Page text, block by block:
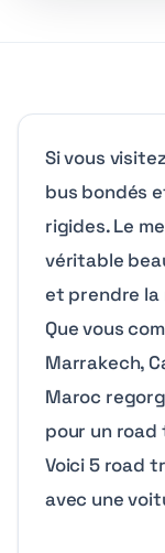
Si vous
bus bondés
rigides. Le
véritable
et prendre la
Que vous
Marrakech,
Maroc
pour un
Voici 5 road
avec une